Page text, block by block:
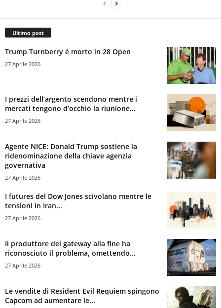
Ultimo post
Trump Turnberry è morto in 28 Open
27 Aprile 2026
I prezzi dell’argento scendono mentre i
mercati tengono d’occhio la riunione...
27 Aprile 2026
Agente NICE: Donald Trump sostiene la
ridenominazione della chiave agenzia
governativa
27 Aprile 2026
I futures del Dow Jones scivolano mentre le
tensioni in Iran...
27 Aprile 2026
Il produttore del gateway alla fine ha
riconosciuto il problema, omettendo...
27 Aprile 2026
Le vendite di Resident Evil Requiem spingono
Capcom ad aumentare le...